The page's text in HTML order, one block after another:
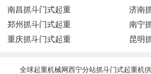
南昌抓斗门式起重
济南
郑州抓斗门式起重
南宁
重庆抓斗门式起重
昆明
全球起重机械网西宁分站抓斗门式起重机